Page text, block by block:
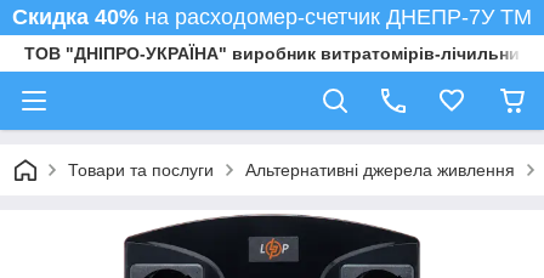
Скидка 40% на расходомер-счетчик ДНЕПР-7У ТМ
ТОВ "ДНІПРО-УКРАЇНА" виробник витратомірів-
Товари та послуги Альтернативні джерела живлення